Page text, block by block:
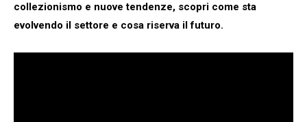
collezionismo e nuove tendenze, scopri come sta
evolvendo il settore e cosa riserva il futuro.